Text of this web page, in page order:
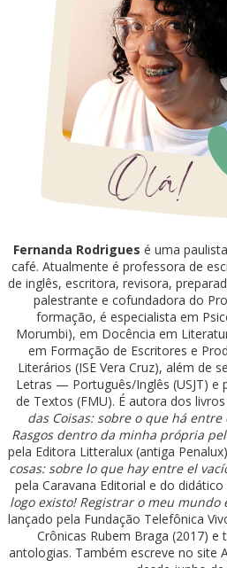
Fernanda Rodrigues é uma
café. Atualmente é professora de
de inglês, escritora, revisora,
palestrante e cofundadora do
formação, é especialista em
Morumbi), em Docência em
em Formação de Escritores e
Literários (ISE Vera Cruz), além de
Letras — Português/Inglês (USJT) e
de Textos (FMU). É autora dos
das Coisas: sobre o que há entre
Rasgos dentro da minha própria
pela Editora Litteralux (antiga
cosas: sobre lo que hay entre el
pela Caravana Editorial e do didático
logo existo! Registrar o meu
lançado pela Fundação Telefônica
Crônicas Rubem Braga (2017)
antologias. Também escreve no site